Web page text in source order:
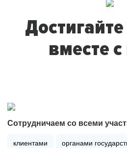
вместе
Сотрудничаем со всеми
клиентами органами